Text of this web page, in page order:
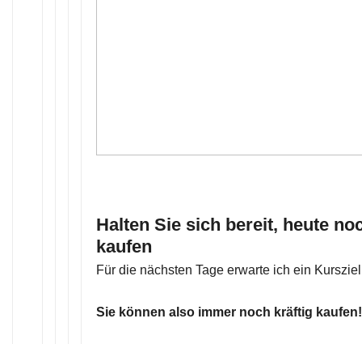
Halten Sie sich bereit, heute
kaufen
Für die nächsten Tage erwarte ich ein
Sie können also immer noch kräftig kaufen!